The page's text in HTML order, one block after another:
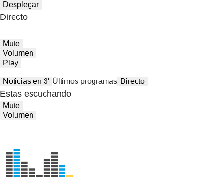
Desplegar
Directo
Mute
Volumen
Play
Noticias en 3′ Últimos programas Directo
Estas escuchando
Mute
Volumen